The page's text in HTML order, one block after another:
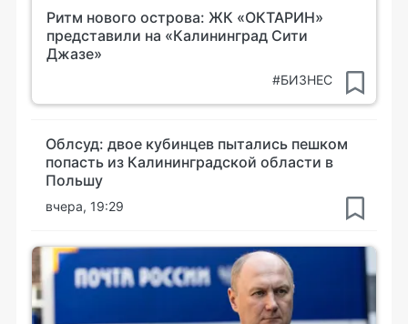
Ритм нового острова: ЖК «ОКТАРИН»
представили на «Калининград Сити
Джазе»
#БИЗНЕС
Облсуд: двое кубинцев пытались пешком
попасть из Калининградской области в
Польшу
вчера, 19:29